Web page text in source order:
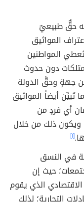
حقٌّ طبيعيٌ
المواثيق
تُعطي المواطنين
دون حدوث
جهةٍ وحقَّ الدولة
أيضاً المواثيق
أي فردٍ من
ويكون ذلك من خلال
[١]
في النسق
حيث إن
الذي يقوم
التجارية؛ لذلك